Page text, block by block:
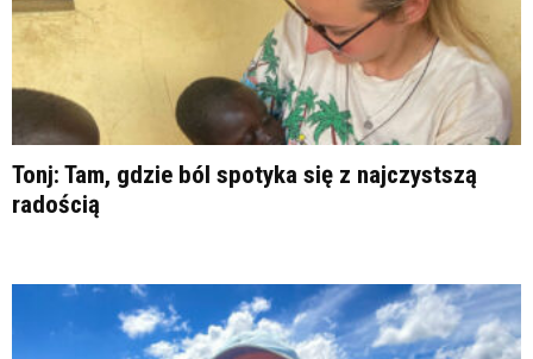
Tonj: Tam, gdzie ból spotyka się z najczystszą
radością